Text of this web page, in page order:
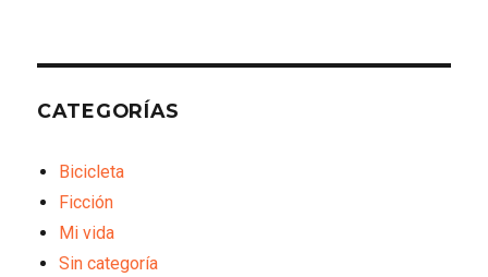
CATEGORÍAS
Bicicleta
Ficción
Mi vida
Sin categoría